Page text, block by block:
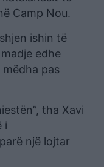
Camp Nou.
ishin të
edhe
pas
tha Xavi
i
një lojtar